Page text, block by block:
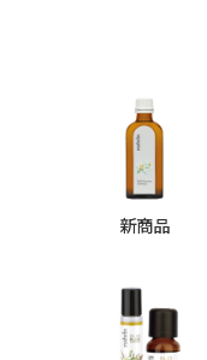
新商品